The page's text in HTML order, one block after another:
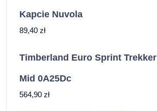
Kapcie Nuvola
89,40 zł
Timberland Euro Sprint Trekker
Mid 0A25Dc
564,90 zł